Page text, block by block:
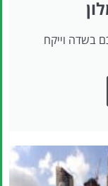
בשדה וייקח